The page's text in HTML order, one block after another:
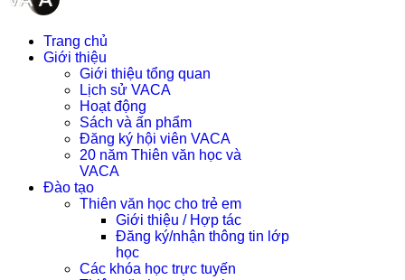
Trang chủ
Giới thiệu
Giới thiệu tổng quan
Lịch sử VACA
Hoạt động
Sách và ấn phẩm
Đăng ký hội viên VACA
20 năm Thiên văn học và
VACA
Đào tạo
Thiên văn học cho trẻ em
Giới thiệu / Hợp tác
Đăng ký/nhận thông tin lớp
học
Các khóa học trực tuyến